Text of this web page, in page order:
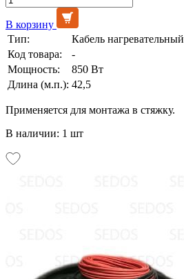
В корзину
Тип:
Кабель нагревательный
Код товара:
-
Мощность:
850 Вт
Длина (м.п.): 42,5
Применяется для монтажа в стяжку.
В наличии: 1 шт